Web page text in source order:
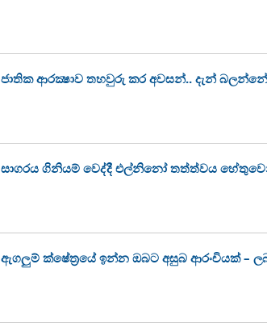
ජාතික ආරක්‍ෂාව තහවුරු කර අවසන්.. දැන්
සාගරය ගිනියම් වෙද්දී එල්නිනෝ තත්ත්වය
ඇගලුම් ක්ෂේත්‍රයේ ඉන්න ඔබට අසුබ ආරංචියක් –